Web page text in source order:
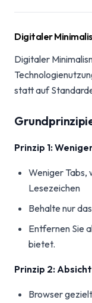
Digitaler
Digitaler
statt auf
Prinzip 1:
Weniger Tabs,
Lesezeichen
Behalte nur
Entfernen Sie
bietet.
Prinzip 2:
Browser